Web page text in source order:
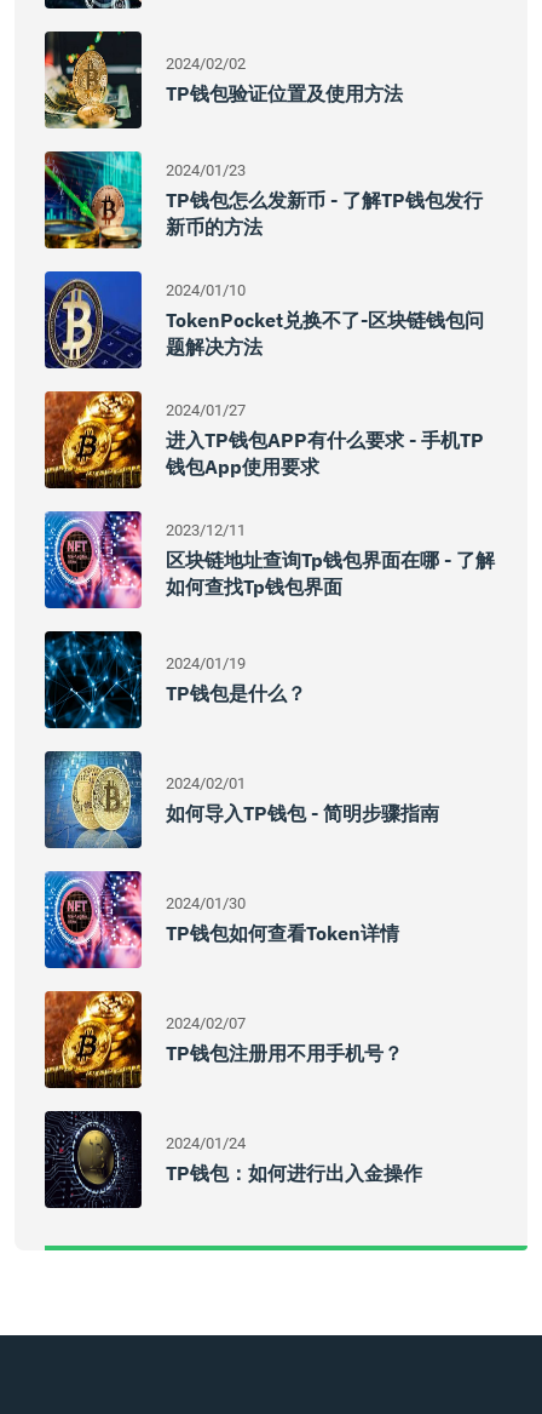
2024/02/02
TP钱包验证位置及使用方法
2024/01/23
TP钱包怎么发新币 - 了解TP钱包发行
新币的方法
2024/01/10
TokenPocket兑换不了-区块链钱包问
题解决方法
2024/01/27
进入TP钱包APP有什么要求 - 手机TP
钱包App使用要求
2023/12/11
区块链地址查询tp钱包界面在哪 - 了解
如何查找tp钱包界面
2024/01/19
TP钱包是什么？
2024/02/01
如何导入TP钱包 - 简明步骤指南
2024/01/30
TP钱包如何查看Token详情
2024/02/07
TP钱包注册用不用手机号？
2024/01/24
TP钱包：如何进行出入金操作